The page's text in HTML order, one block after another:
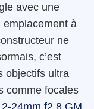
avec une
à
ne
c’est
objectifs ultra
comme focales
24mm f2.8 GM,